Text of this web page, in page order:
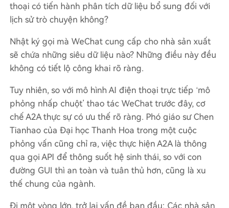
thoại có tiến hành phân tích dữ liệu bổ sung đối với
lịch sử trò chuyện không?
Nhật ký gọi mà WeChat cung cấp cho nhà sản xuất
sẽ chứa những siêu dữ liệu nào? Những điều này đều
không có tiết lộ công khai rõ ràng.
Tuy nhiên, so với mô hình AI điện thoại trực tiếp ‘mô
phỏng nhấp chuột’ thao tác WeChat trước đây, cơ
chế A2A thực sự có ưu thế rõ ràng. Phó giáo sư Chen
Tianhao của Đại học Thanh Hoa trong một cuộc
phỏng vấn cũng chỉ ra, việc thực hiện A2A là thông
qua gọi API để thông suốt hệ sinh thái, so với con
đường GUI thì an toàn và tuân thủ hơn, cũng là xu
thế chung của ngành.
Đi một vòng lớn, trở lại vấn đề ban đầu: Các nhà sản